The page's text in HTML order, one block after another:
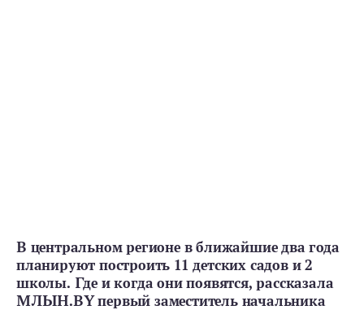
В центральном регионе в ближайшие два года
планируют построить 11 детских садов и 2
школы. Где и когда они появятся, рассказала
МЛЫН.BY первый заместитель начальника